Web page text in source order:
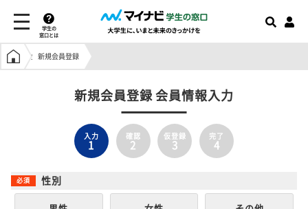
学生の
窓口とは
学生の窓口トップ
新規会員登録
新規会員登録 会員情報入力
入力
1
確認
2
仮登録
3
完了
4
性別